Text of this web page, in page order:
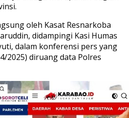
oleh Kasat Resnarkoba
didampingi Kasi Humas
dalam konferensi pers yang
2025) diruang data Polres